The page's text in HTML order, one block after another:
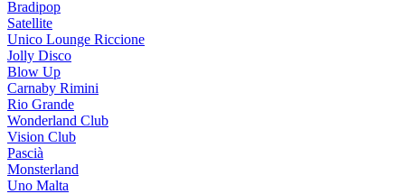
Bradipop
Satellite
Unico Lounge Riccione
Jolly Disco
Blow Up
Carnaby Rimini
Rio Grande
Wonderland Club
Vision Club
Pascià
Monsterland
Uno Malta